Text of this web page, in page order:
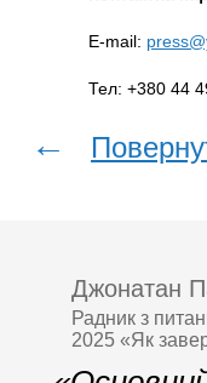
E-mail:
Тел: +380 44
←
Джонатан
Радник з
2025 «Як